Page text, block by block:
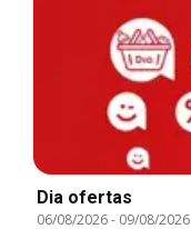
Dia ofertas
06/08/2026- 09/08/2026